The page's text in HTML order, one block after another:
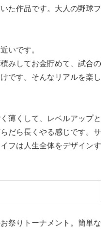
た作品です。大人の野球フ
いです。
みしてお金貯めて、試合の
です。そんなリアルを楽し
薄くして、レベルアップと
だら長くやる感じです。サ
フは人生全体をデザインす
祭りトーナメント。簡単な